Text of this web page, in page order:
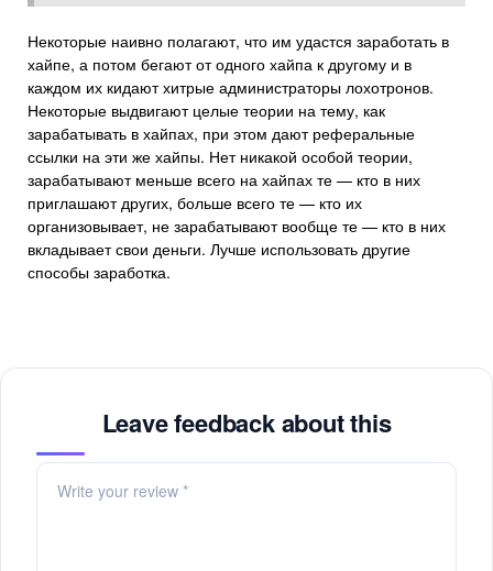
Некоторые наивно полагают, что им удастся заработать в
хайпе, а потом бегают от одного хайпа к другому и в
каждом их кидают хитрые администраторы лохотронов.
Некоторые выдвигают целые теории на тему, как
зарабатывать в хайпах, при этом дают реферальные
ссылки на эти же хайпы. Нет никакой особой теории,
зарабатывают меньше всего на хайпах те — кто в них
приглашают других, больше всего те — кто их
организовывает, не зарабатывают вообще те — кто в них
вкладывает свои деньги. Лучше использовать другие
способы заработка.
Leave feedback about this